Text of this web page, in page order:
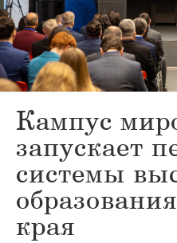
Кампус
запускает
системы
края